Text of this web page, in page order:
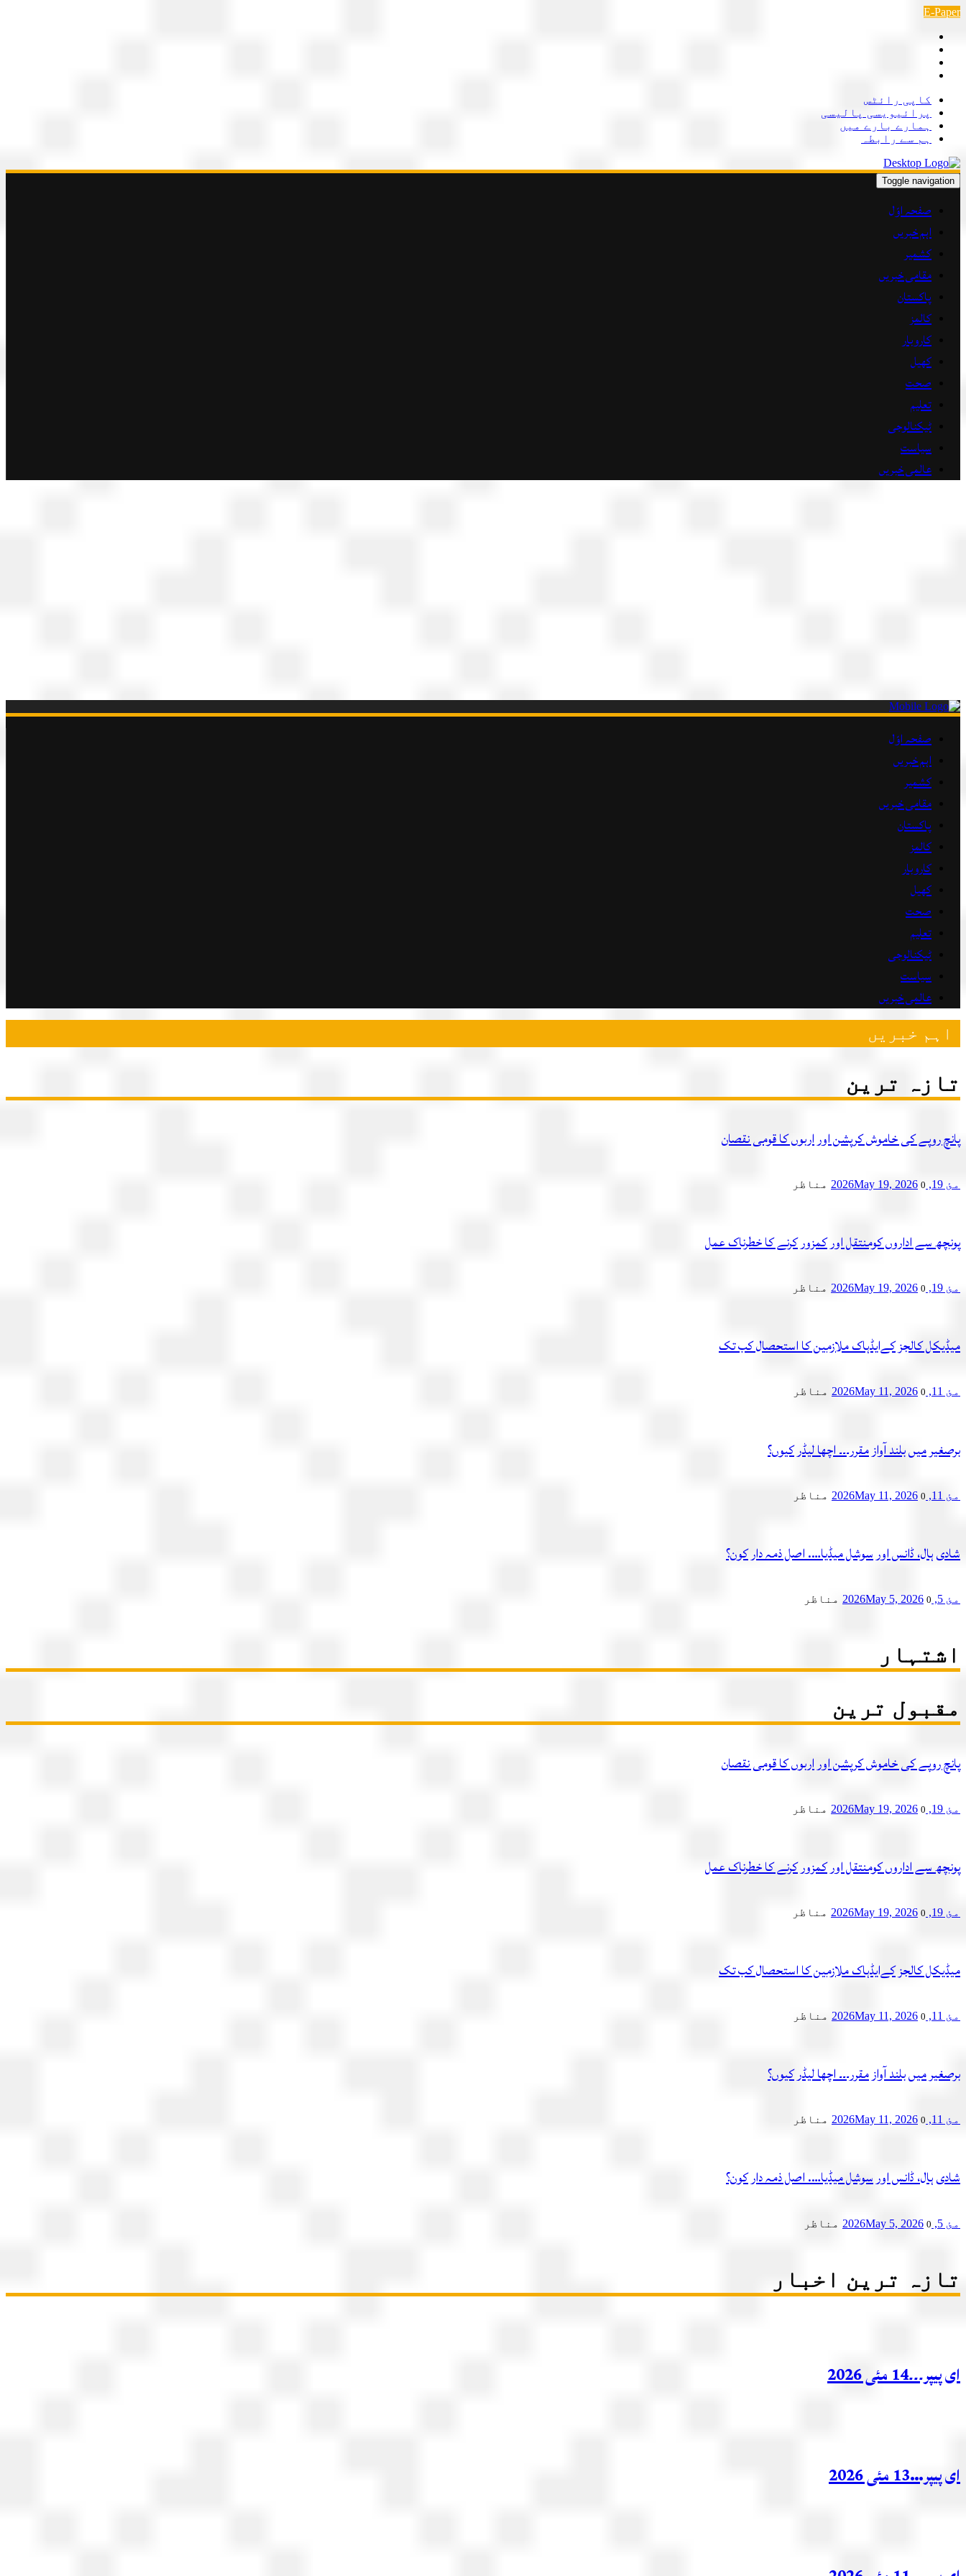
Skip
content
E-Paper
کاپی رائٹس
پرائیویسی پالیسی
ہمارے بارے میں
ہم سے رابطہ
Toggle navigation
صفحہ اوّل
اہم خبریں
کشمیر
مقامی خبریں
پاکستان
کالمز
کاروبار
کھیل
صحت
تعلیم
ٹیکنالوجی
سیاست
عالمی خبریں
صفحہ اوّل
اہم خبریں
کشمیر
مقامی خبریں
پاکستان
کالمز
کاروبار
کھیل
صحت
تعلیم
ٹیکنالوجی
سیاست
عالمی خبریں
اہم خبریں
تازہ ترین
پانچ روپے کی خاموش کرپشن اور اربوں کا قومی نقصان
مئ 19, 2026 May 19, 2026 0 مناظر
پونچھ سے اداروں کومنتقل اور کمزور کرنے کا خطرناک عمل
مئ 19, 2026 May 19, 2026 0 مناظر
میڈیکل کالجز کےایڈہاک ملازمین کا استحصال کب تک
مئ 11, 2026 May 11, 2026 0 مناظر
برصغیر میں بلند آواز مقرر۔۔۔ اچھا لیڈر کیوں؟
مئ 11, 2026 May 11, 2026 0 مناظر
شادی ہال، ڈانس اور سوشل میڈیا…. اصل ذمہ دار کون؟
مئ 5, 2026 May 5, 2026 0 مناظر
اشتہار
مقبول ترین
پانچ روپے کی خاموش کرپشن اور اربوں کا قومی نقصان
مئ 19, 2026 May 19, 2026 0 مناظر
پونچھ سے اداروں کومنتقل اور کمزور کرنے کا خطرناک عمل
مئ 19, 2026 May 19, 2026 0 مناظر
میڈیکل کالجز کےایڈہاک ملازمین کا استحصال کب تک
مئ 11, 2026 May 11, 2026 0 مناظر
برصغیر میں بلند آواز مقرر۔۔۔ اچھا لیڈر کیوں؟
مئ 11, 2026 May 11, 2026 0 مناظر
شادی ہال، ڈانس اور سوشل میڈیا…. اصل ذمہ دار کون؟
مئ 5, 2026 May 5, 2026 0 مناظر
تازہ ترین اخبار
ای پیپر۔۔۔14 مئی 2026
ای پیپر…13 مئی 2026